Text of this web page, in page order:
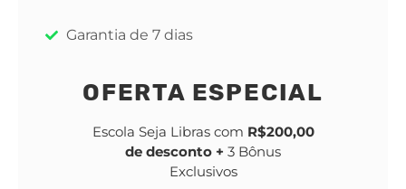
Garantia de 7 dias
OFERTA ESPECIAL
Escola Seja Libras com R$200,00
de desconto + 3 Bônus
Exclusivos